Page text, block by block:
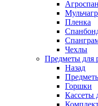
Агроспан
Пленка
Чехлы
Предметы для
Назад
Горшки
Кассеты